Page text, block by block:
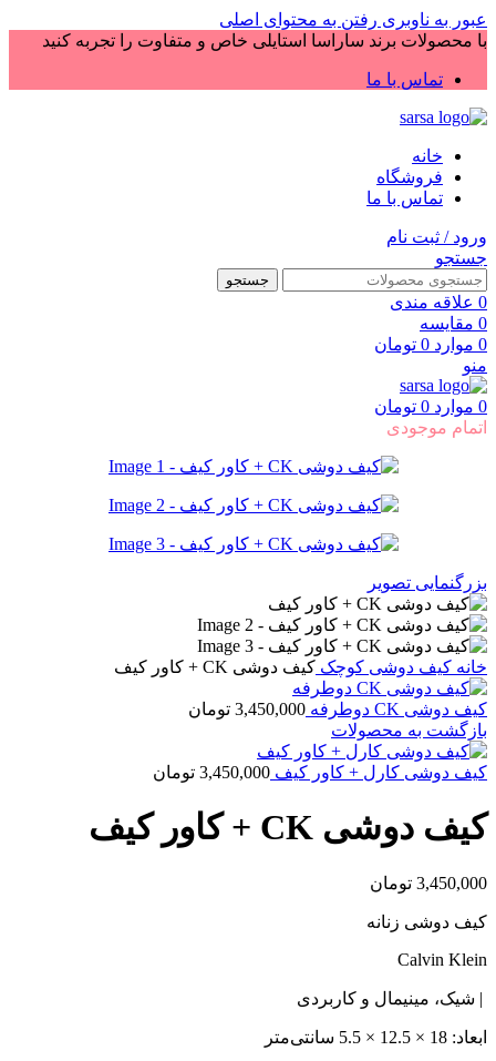
عبور به ناوبری رفتن به محتوای اصلی
با محصولات برند ساراسا استایلی خاص و متفاوت را تجربه کنید
تماس با ما
خانه
فروشگاه
تماس با ما
ورود / ثبت نام
جستجو
جستجو
0 علاقه مندی
0 مقایسه
0 موارد 0 تومان
منو
0 موارد 0 تومان
اتمام موجودی
بزرگنمایی تصویر
خانه کیف دوشى کوچک كيف دوشى CK + کاور کیف
كيف دوشى CK دوطرفه 3,450,000 تومان
بازگشت به محصولات
كيف دوشى کارل + کاور کیف 3,450,000 تومان
كيف دوشى CK + کاور کیف
3,450,000 تومان
کیف دوشی زنانه
Calvin Klein
| شیک، مینیمال و کاربردی
ابعاد: 18 × 12.5 × 5.5 سانتی‌متر